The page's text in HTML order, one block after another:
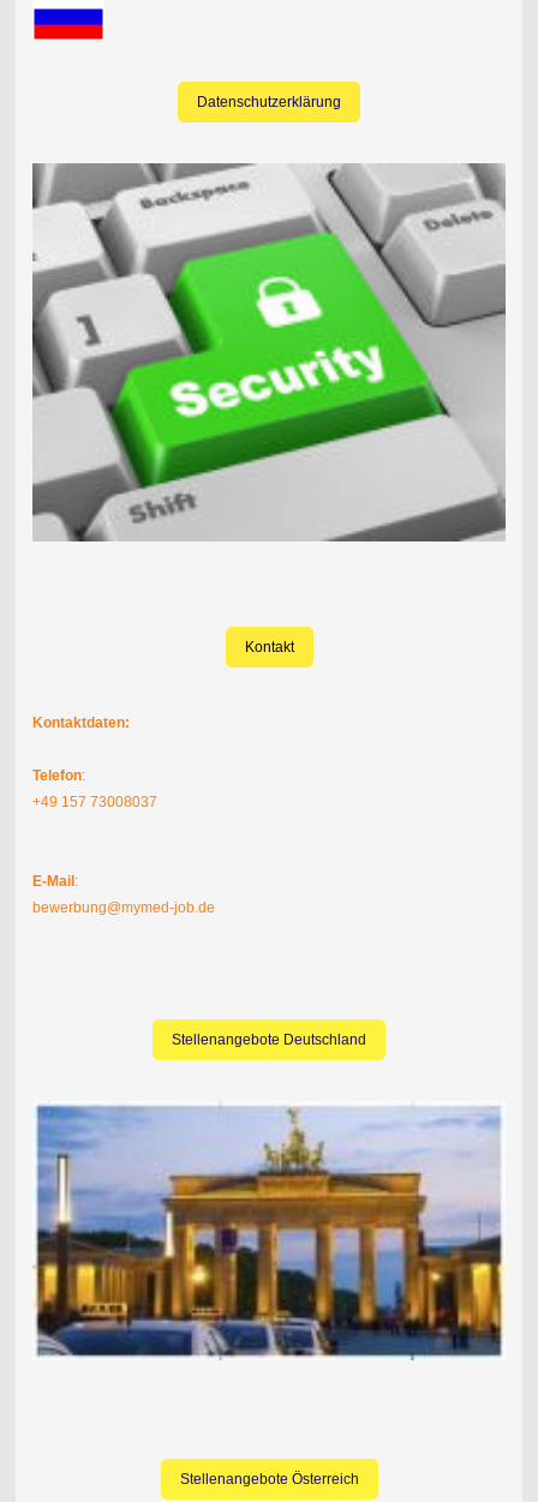
Datenschutzerklärung
Kontakt
Kontaktdaten:
Telefon:
+49 157 73008037
E-Mail :
bewerbung@mymed-job.de
Stellenangebote Deutschland
Stellenangebote Österreich